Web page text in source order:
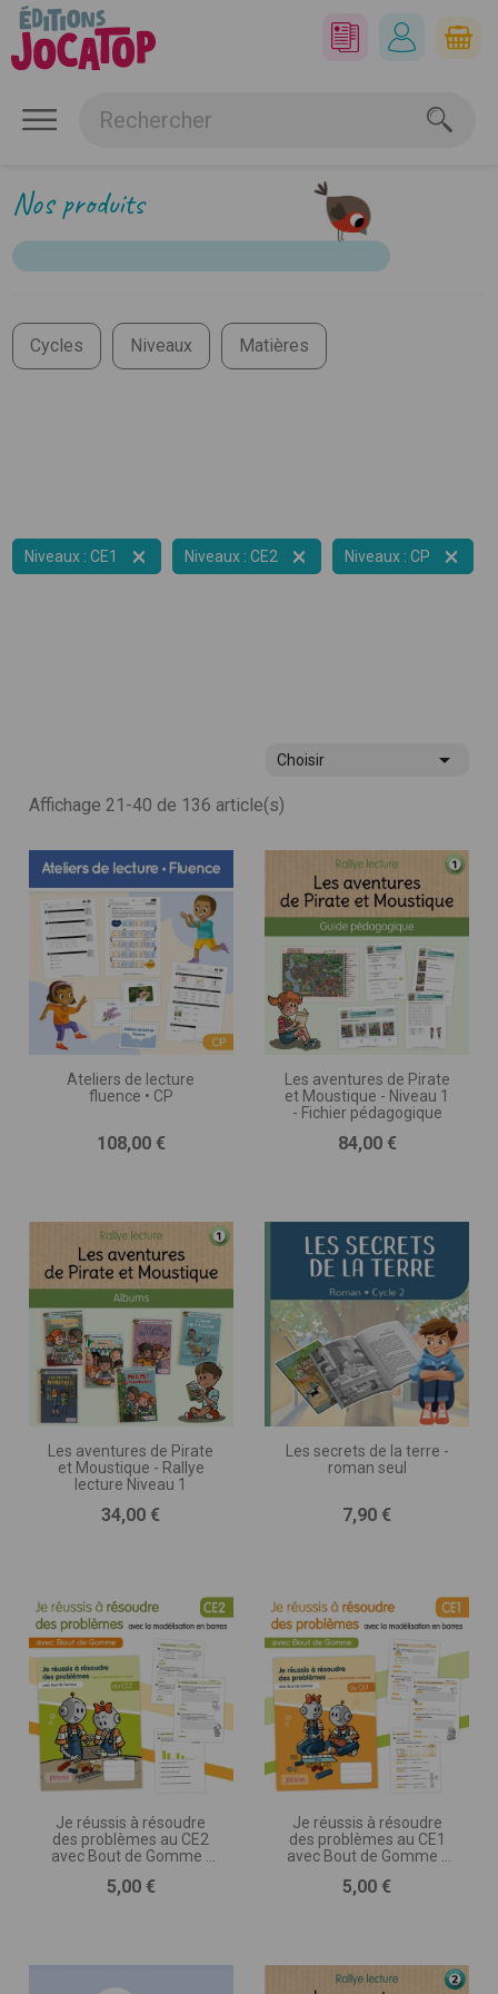
Nos produits
Cycles Niveaux Matières
Niveaux : CE1  Niveaux : CE2  Niveaux : CP 
Choisir 
Affichage 21-40 de 136 article(s)
Ateliers de lecture
fluence • CP
Prix
108,00 €
Les aventures de Pirate
et Moustique - Niveau 1
- Fichier pédagogique
Prix
84,00 €
Les aventures de Pirate
et Moustique - Rallye
lecture Niveau 1
Prix
34,00 €
Les secrets de la terre -
roman seul
Prix
7,90 €
Je réussis à résoudre
des problèmes au CE2
avec Bout de Gomme -
barres
Prix
5,00 €
Je réussis à résoudre
des problèmes au CE1
avec Bout de Gomme -
barres
Prix
5,00 €